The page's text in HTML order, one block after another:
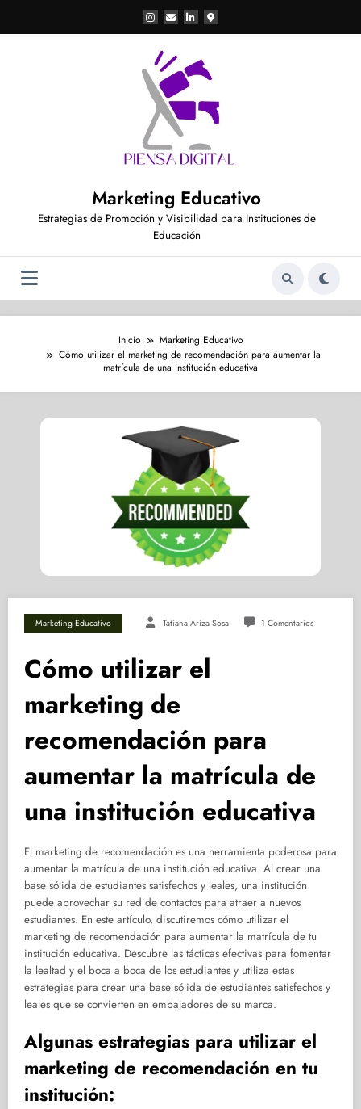
contenido
Marketing Educativo
Estrategias de Promoción y Visibilidad para Instituciones de
Educación
Inicio
Marketing Educativo
Cómo utilizar el marketing de recomendación para aumentar la
matrícula de una institución educativa
Marketing Educativo Tatiana Ariza Sosa 1 Comentarios
Cómo utilizar el
marketing de
recomendación para
aumentar la matrícula de
una institución educativa
El marketing de recomendación es una herramienta poderosa para
aumentar la matrícula de una institución educativa. Al crear una
base sólida de estudiantes satisfechos y leales, una institución
puede aprovechar su red de contactos para atraer a nuevos
estudiantes. En este artículo, discutiremos cómo utilizar el
marketing de recomendación para aumentar la matrícula de tu
institución educativa. Descubre las tácticas efectivas para fomentar
la lealtad y el boca a boca de los estudiantes y utiliza estas
estrategias para crear una base sólida de estudiantes satisfechos y
leales que se convierten en embajadores de su marca.
Algunas estrategias para utilizar el
marketing de recomendación en tu
institución: